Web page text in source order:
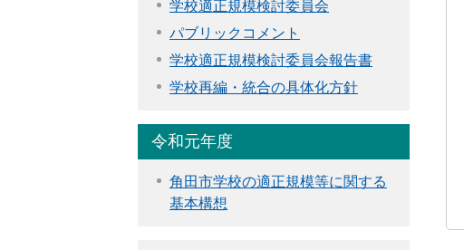
学校適正規模検討委員会
パブリックコメント
学校適正規模検討委員会報告書
学校再編・統合の具体化方針
令和元年度
角田市学校の適正規模等に関する
基本構想